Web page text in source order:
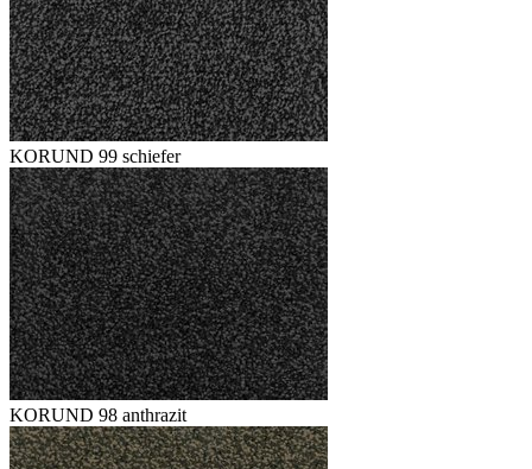
KORUND 99 schiefer
KORUND 98 anthrazit